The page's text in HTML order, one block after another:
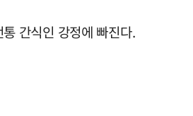
간식인 강정에 빠진다.